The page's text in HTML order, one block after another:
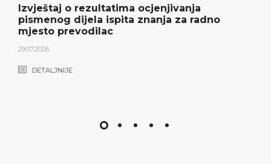
Izvještaj o rezultatima ocjenjivanja
pismenog dijela ispita znanja za radno
mjesto prevodilac
29.07.2026.
DETALJNIJE